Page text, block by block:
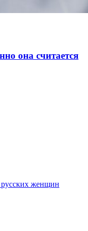
она считается
женщин